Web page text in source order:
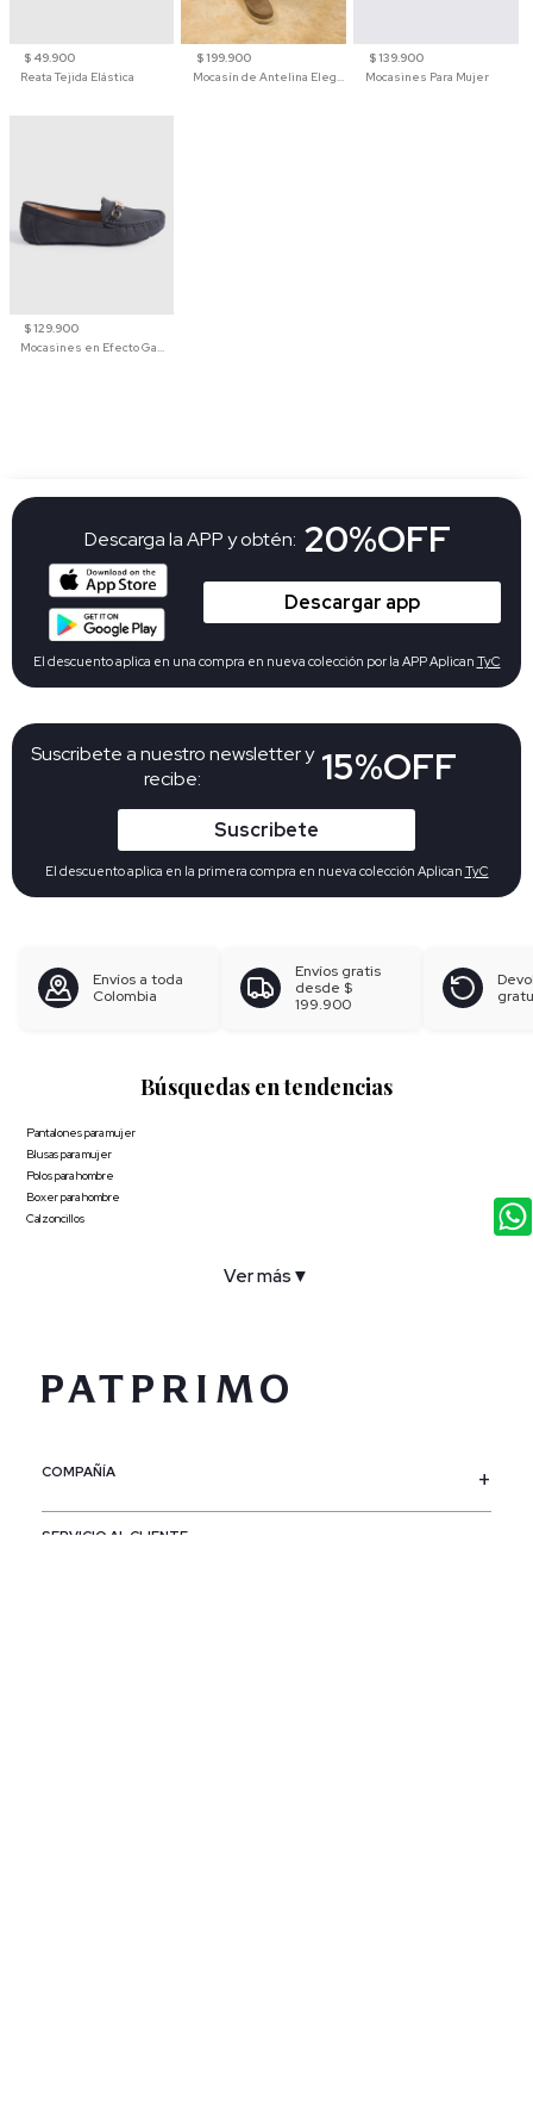
$ 49.900
Reata Tejida Elástica
$ 199.900
Mocasín de Antelina Elegante con Suela de Contraste Para Hombre
$ 139.900
Mocasines Para Mujer
$ 129.900
Mocasines en Efecto Gamuzado Para Mujer
Suscribete a nuestro newsletter y
recibe:
15%OFF
Suscribete
El descuento aplica en la primera compra en nueva colección Aplican TyC
Descarga la APP y obtén: 20%OFF
Descargar app
El descuento aplica en una compra en nueva colección por la APP Aplican TyC
Envíos a toda
Colombia
Envíos gratis
desde $
199.900
Búsquedas en tendencias
Pantalones para mujer
Blusas para mujer
Polos para hombre
Boxer para hombre
Calzoncillos
Ver más ▼
COMPAÑÍA
SERVICIO AL CLIENTE